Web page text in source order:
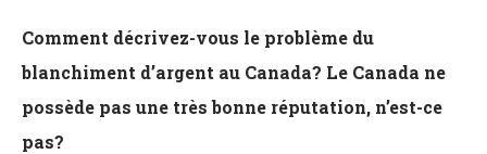
Comment décrivez-vous le problème du
blanchiment d’argent au Canada? Le Canada ne
possède pas une très bonne réputation, n’est-ce
pas?